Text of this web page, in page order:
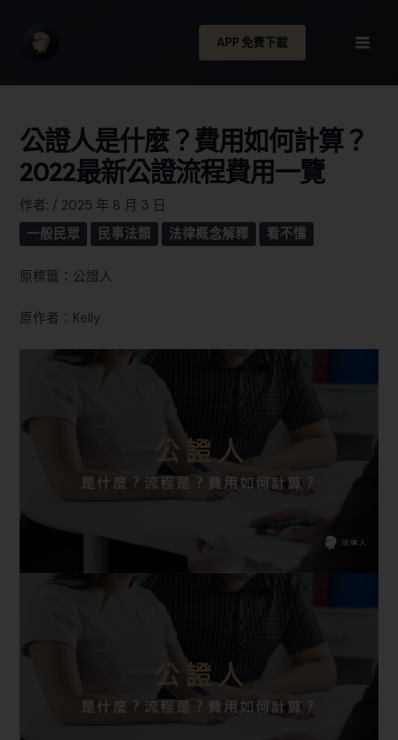
APP 免費下載
公證人是什麼？費用如何計算？
2022最新公證流程費用一覽
作者: / 2025 年 8 月 3 日
一般民眾
民事法類 法律概念解釋 看不懂
原標籤：公證人
原作者：Kelly